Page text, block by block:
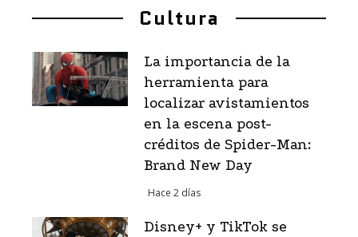
Cultura
La importancia de la
herramienta para
localizar avistamientos
en la escena post-
créditos de Spider-Man:
Brand New Day
Hace 2 días
Disney+ y TikTok se